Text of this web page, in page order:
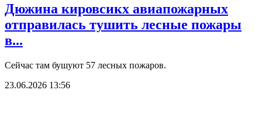
Дюжина кировсикх авиапожарных
отправилась тушить лесные пожары
в...
Сейчас там бушуют 57 лесных пожаров.
23.06.2026 13:56